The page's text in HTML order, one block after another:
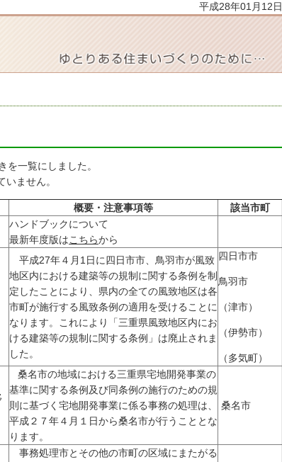
平成28年01月12日
一覧にしました。
いません。
概要・注意事項等 該当市町
ハンドブックについて
最新年度版はこちらから
平成27年４月1日に四日市市、鳥羽市が風致
地区内における建築等の規制に関する条例を制
定したことにより、県内の全ての風致地区は各
市町が施行する風致条例の適用を受けることに
なります。これにより「三重県風致地区内にお
ける建築等の規制に関する条例」は廃止されま
した。
四日市市
鳥羽市
（津市）
（伊勢市）
（多気町）
桑名市の地域における三重県宅地開発事業の
基準に関する条例及び同条例の施行のための規
則に基づく宅地開発事業に係る事務の処理は、
平成２７年４月１日から桑名市が行うこととな
ります。
桑名市
事務処理市とその他の市町の区域にまたがる